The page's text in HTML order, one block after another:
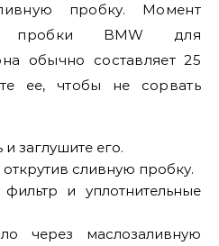
пробку. Момент
пробки BMW для
обычно составляет 25
ее, чтобы не сорвать
заглушите его.
сливную пробку.
и уплотнительные
через маслозаливную